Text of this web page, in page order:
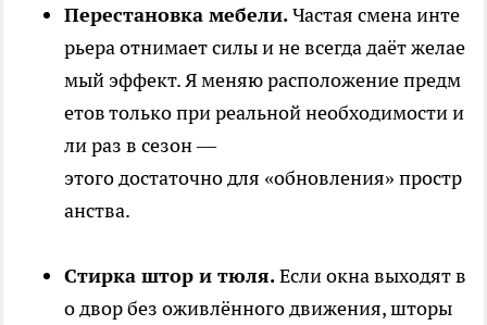
Перестановка мебели.Частая смена инте
рьера отнимает силы и не всегда даёт желае
мый эффект. Я меняю расположение предм
етов только при реальной необходимости и
ли раз в сезон —
этого достаточно для «обновления» простр
анства.
Стирка штор и тюля.Если окна выходят в
о двор без оживлённого движения, шторы